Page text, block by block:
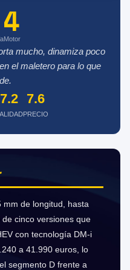
mucho, dinamiza poco
el maletero para lo que
7.2 7.6
PRECIO
mm de longitud, hasta
cinco versiones que
con tecnología DM-i
a 41.990 euros, lo
segmento D frente a